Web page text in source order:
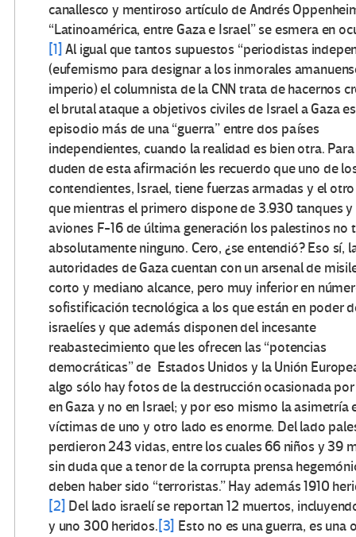
canallesco y mentiroso artículo de Andrés
“Latinoamérica, entre Gaza e Israel” se esmera en
[1] Al igual que tantos supuestos “periodistas
(eufemismo para designar a los inmorales
imperio) el columnista de la CNN trata de hacernos
el brutal ataque a objetivos civiles de Israel a Gaza
episodio más de una “guerra” entre dos países
independientes, cuando la realidad es bien otra.
duden de esta afirmación les recuerdo que uno de
contendientes, Israel, tiene fuerzas armadas y el
que mientras el primero dispone de 3.930 tanques
aviones F-16 de última generación los palestinos no
absolutamente ninguno. Cero, ¿se entendió? Eso sí,
autoridades de Gaza cuentan con un arsenal de
corto y mediano alcance, pero muy inferior en
sofistificación tecnológica a los que están en poder
israelíes y que además disponen del incesante
reabastecimiento que les ofrecen las “potencias
democráticas” de Estados Unidos y la Unión
algo sólo hay fotos de la destrucción ocasionada
en Gaza y no en Israel; y por eso mismo la asimetría
víctimas de uno y otro lado es enorme. Del lado
perdieron 243 vidas, entre los cuales 66 niños y 39
sin duda que a tenor de la corrupta prensa
deben haber sido “terroristas.” Hay además 1910
[2] Del lado israelí se reportan 12 muertos,
y uno 300 heridos.[3] Esto no es una guerra, es una